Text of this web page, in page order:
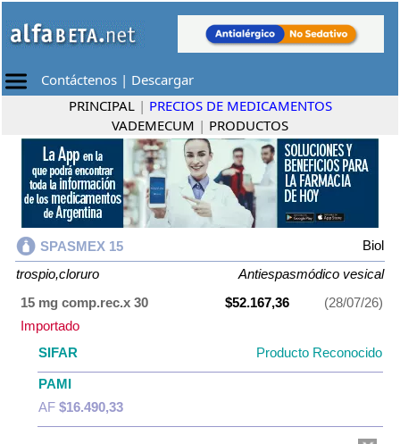
Contáctenos | Descargar
PRINCIPAL | PRECIOS DE MEDICAMENTOS
VADEMECUM | PRODUCTOS
SPASMEX 15
Biol
trospio,cloruro
Antiespasmódico vesical
15 mg comp.rec.x 30
$52.167,36
(28/07/26)
Importado
SIFAR
Producto Reconocido
PAMI
AF $16.490,33